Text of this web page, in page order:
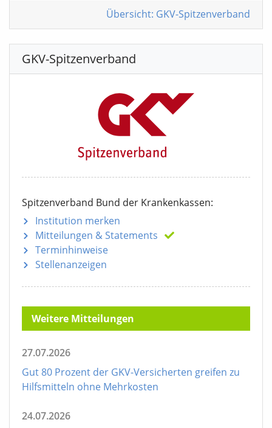
Übersicht: GKV-Spitzenverband
GKV-Spitzenverband
Spitzenverband Bund der Krankenkassen:
Institution merken
Mitteilungen & Statements
Terminhinweise
Stellenanzeigen
Weitere Mitteilungen
27.07.2026
Gut 80 Prozent der GKV-Versicherten greifen zu
Hilfsmitteln ohne Mehrkosten
24.07.2026